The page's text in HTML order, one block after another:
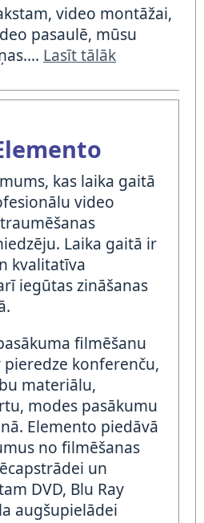
video montāžai,
pasaulē, mūsu
Lasīt tālāk
kas laika gaitā
video
Laika gaitā ir
kvalitatīva
iegūtas zināšanas
filmēšanu
konferenču,
materiālu,
modes pasākumu
Elemento piedāvā
no filmēšanas
un
DVD, Blu Ray
augšupielādei